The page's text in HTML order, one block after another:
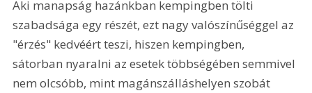
Aki manapság hazánkban kempingben tölti
szabadsága egy részét, ezt nagy valószínűséggel az
"érzés" kedvéért teszi, hiszen kempingben,
sátorban nyaralni az esetek többségében semmivel
nem olcsóbb, mint magánszálláshelyen szobát